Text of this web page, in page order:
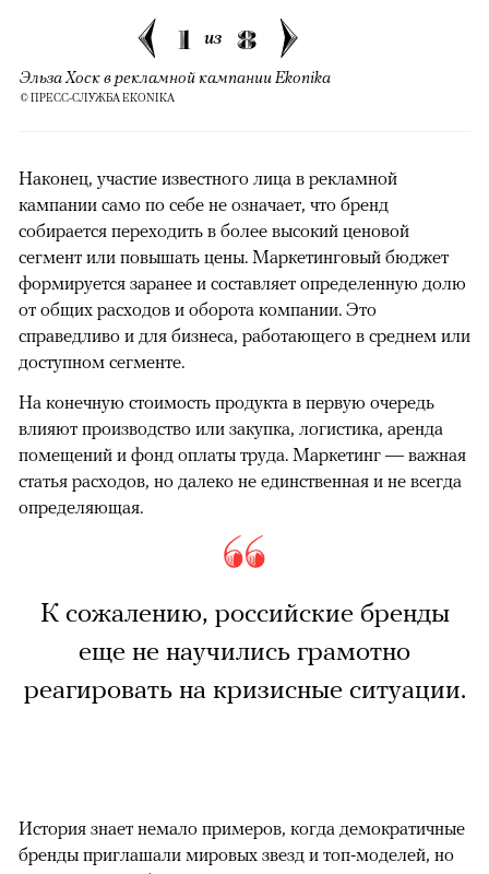
1 из 8
Эльза Хоск в рекламной кампании Ekonika
© ПРЕСС-СЛУЖБА EKONIKA
Наконец, участие известного лица в рекламной
кампании само по себе не означает, что бренд
собирается переходить в более высокий ценовой
сегмент или повышать цены. Маркетинговый бюджет
формируется заранее и составляет определенную долю
от общих расходов и оборота компании. Это
справедливо и для бизнеса, работающего в среднем или
доступном сегменте.
На конечную стоимость продукта в первую очередь
влияют производство или закупка, логистика, аренда
помещений и фонд оплаты труда. Маркетинг — важная
статья расходов, но далеко не единственная и не всегда
определяющая.
К сожалению, российские бренды
еще не научились грамотно
реагировать на кризисные ситуации.
История знает немало примеров, когда демократичные
бренды приглашали мировых звезд и топ-моделей, но